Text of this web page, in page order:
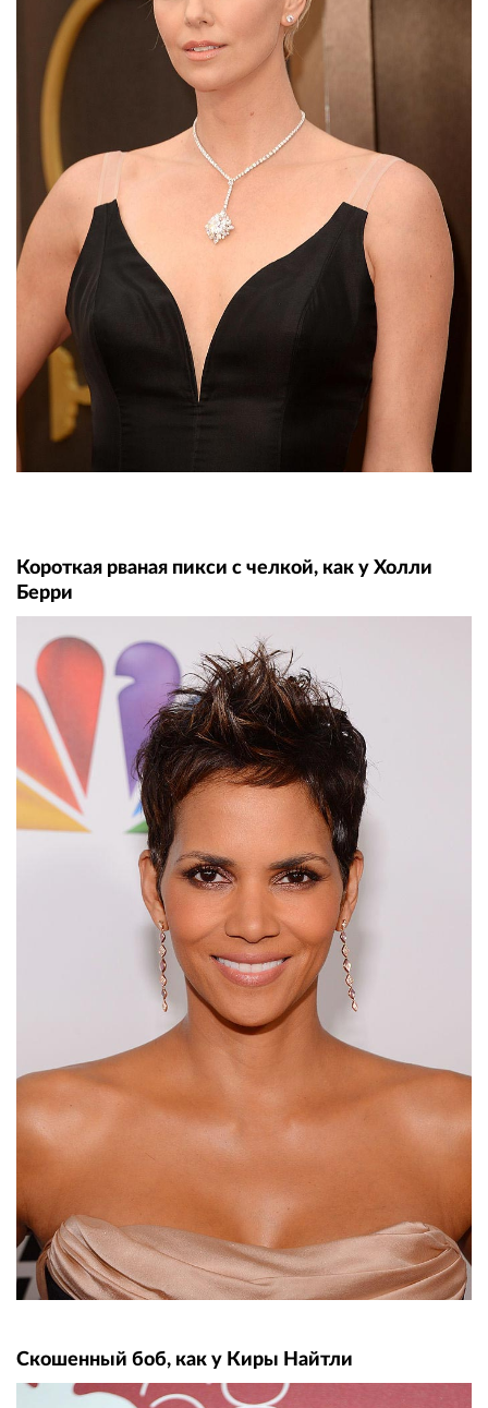
Короткая рваная пикси с челкой, как у Холли
Берри
Скошенный боб, как у Киры Найтли